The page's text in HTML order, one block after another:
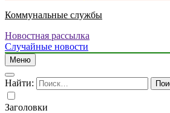
Коммунальные службы
Новостная рассылка
Случайные новости
Меню
Найти:
Заголовки